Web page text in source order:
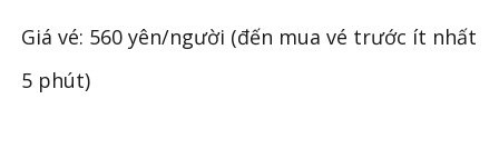
Giá vé: 560 yên/người (đến mua vé trước ít nhất
5 phút)